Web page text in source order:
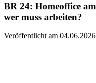
BR 24: Homeoffice
wer muss arbeiten?
Veröffentlicht am 04.06.2026